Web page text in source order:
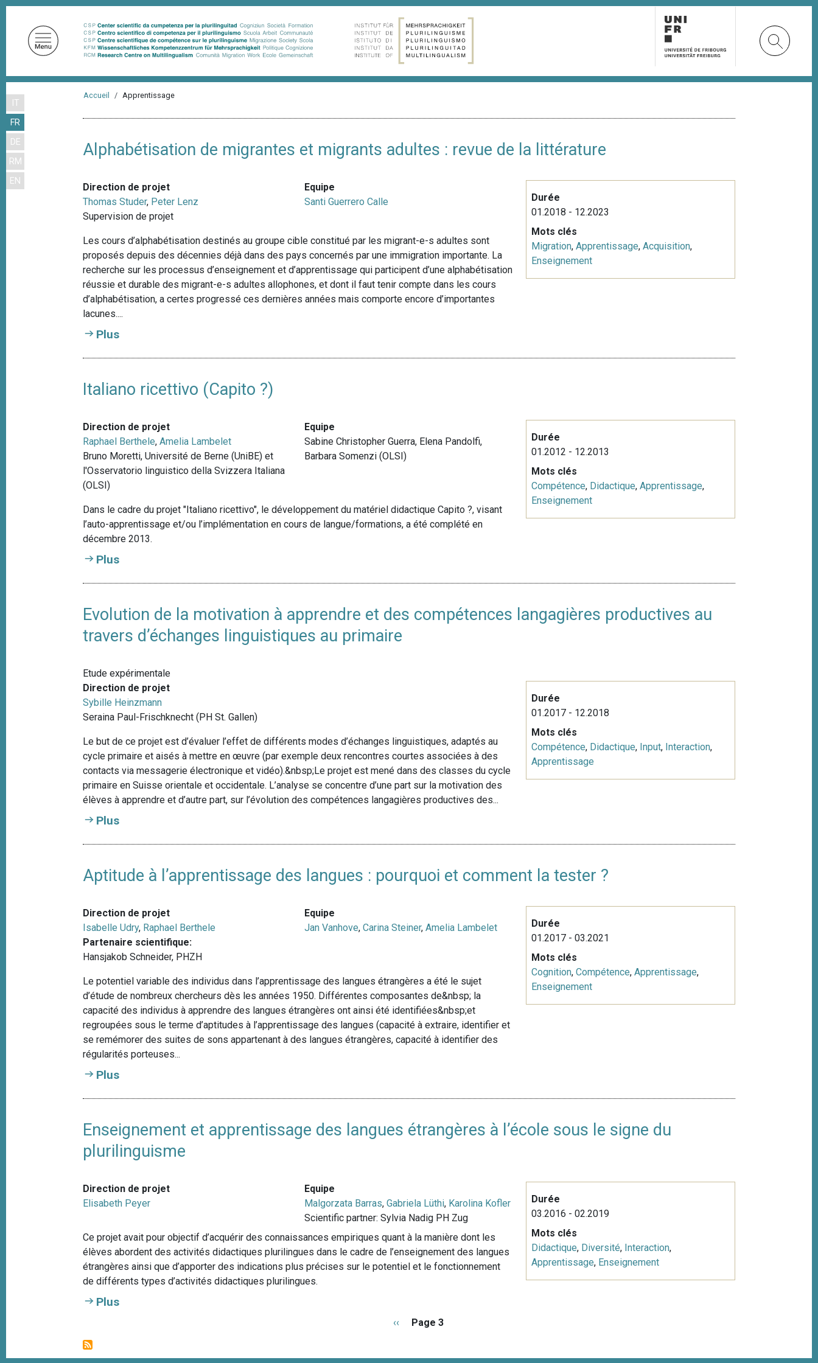
IT
FR
DE
RM
EN
A
Accueil Apprentissage
Alphabétisation de migrantes et migrants adultes : revue de la littérature
Direction de projet
Thomas Studer, Peter Lenz
Supervision de projet
Equipe
Santi Guerrero Calle
Les cours d’alphabétisation destinés au groupe cible constitué par les migrant-e-s adultes sont
proposés depuis des décennies déjà dans des pays concernés par une immigration importante. La
recherche sur les processus d’enseignement et d’apprentissage qui participent d’une alphabétisation
réussie et durable des migrant-e-s adultes allophones, et dont il faut tenir compte dans les cours
d’alphabétisation, a certes progressé ces dernières années mais comporte encore d’importantes
lacunes....
Plus
Durée
01.2018 - 12.2023
Mots clés
Migration, Apprentissage, Acquisition,
Enseignement
Italiano ricettivo (Capito ?)
Direction de projet
Raphael Berthele,Amelia Lambelet
Bruno Moretti,Université de Berne (UniBE) et
l'Osservatorio linguistico della Svizzera Italiana
(OLSI)
Equipe
Sabine Christopher Guerra, Elena Pandolfi,
Barbara Somenzi (OLSI)
Dans le cadre du projet "Italiano ricettivo", le développement du matériel didactique Capito ?, visant
l’auto-apprentissage et/ou l’implémentation en cours de langue/formations, a été complété en
décembre 2013.
Plus
Durée
01.2012 - 12.2013
Mots clés
Compétence, Didactique, Apprentissage,
Enseignement
Evolution de la motivation à apprendre et des compétences langagières productives au
travers d’échanges linguistiques au primaire
Etude expérimentale
Direction de projet
Sybille Heinzmann
Seraina Paul-Frischknecht (PH St. Gallen)
Le but de ce projet est d’évaluer l’effet de différents modes d’échanges linguistiques, adaptés au
cycle primaire et aisés à mettre en œuvre (par exemple deux rencontres courtes associées à des
contacts via messagerie électronique et vidéo).&nbsp;Le projet est mené dans des classes du cycle
primaire en Suisse orientale et occidentale. L’analyse se concentre d’une part sur la motivation des
élèves à apprendre et d’autre part, sur l’évolution des compétences langagières productives des...
Plus
Durée
01.2017 - 12.2018
Mots clés
Compétence, Didactique, Input, Interaction,
Apprentissage
Aptitude à l’apprentissage des langues : pourquoi et comment la tester ?
Direction de projet
Isabelle Udry, Raphael Berthele
Partenaire scientifique:
Hansjakob Schneider, PHZH
Equipe
Jan Vanhove,Carina Steiner,Amelia Lambelet
Le potentiel variable des individus dans l’apprentissage des langues étrangères a été le sujet
d’étude de nombreux chercheurs dès les années 1950. Différentes composantes de&nbsp; la
capacité des individus à apprendre des langues étrangères ont ainsi été identifiées&nbsp;et
regroupées sous le terme d’aptitudes à l’apprentissage des langues (capacité à extraire, identifier et
se remémorer des suites de sons appartenant à des langues étrangères, capacité à identifier des
régularités porteuses...
Plus
Durée
01.2017 - 03.2021
Mots clés
Cognition, Compétence, Apprentissage,
Enseignement
Enseignement et apprentissage des langues étrangères à l’école sous le signe du
plurilinguisme
Direction de projet
Elisabeth Peyer
Equipe
Malgorzata Barras,Gabriela Lüthi, Karolina Kofler
Scientific partner: Sylvia Nadig PH Zug
Ce projet avait pour objectif d’acquérir des connaissances empiriques quant à la manière dont les
élèves abordent des activités didactiques plurilingues dans le cadre de l’enseignement des langues
étrangères ainsi que d’apporter des indications plus précises sur le potentiel et le fonctionnement
de différents types d’activités didactiques plurilingues.
Plus
Durée
03.2016 - 02.2019
Mots clés
Didactique, Diversité, Interaction,
Apprentissage, Enseignement
g
P
‹‹ Page 3